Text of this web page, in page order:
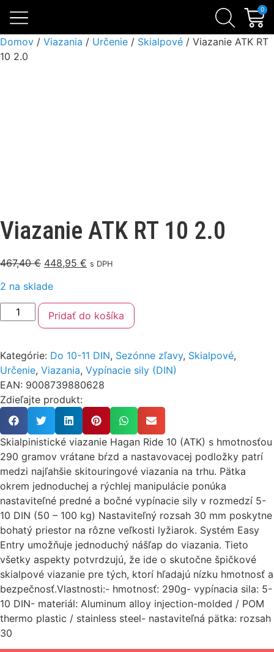
0
Domov / Viazania / Určenie / Skialpové / Viazanie ATK RT
10 2.0
Viazanie ATK RT 10 2.0
467,40€ 448,95 € s DPH
2 na sklade
Pridať do košíka
Kategórie: Do 10-11 DIN, Sezónne zľavy, Skialpové,
Určenie, Viazania, Vypínacie sily (DIN)
EAN: 9008739880628
Zdieľajte produkt:
Skialpinistické viazanie Hagan Ride 10 (ATK) s hmotnosťou
290 gramov vrátane bŕzd a nastavovacej podložky patrí
medzi najľahšie skitouringové viazania na trhu. Pätka
okrem jednoduchej a rýchlej manipulácie ponúka
nastaviteľné predné a bočné vypínacie sily v rozmedzí 5-
10 DIN (50 – 100 kg) Nastaviteľný rozsah 30 mm poskytne
bohatý priestor na rôzne veľkosti lyžiarok. Systém Easy
Entry umožňuje jednoduchý nášľap do viazania. Tieto
všetky aspekty potvrdzujú, že ide o skutočne špičkové
skialpové viazanie pre tých, ktorí hľadajú nízku hmotnosť a
bezpečnosť.Vlastnosti:- hmotnosť: 290g- vypínacia sila: 5-
10 DIN- materiál: Aluminum alloy injection-molded / POM
thermo plastic / stainless steel- nastaviteľná pätka: rozsah
30